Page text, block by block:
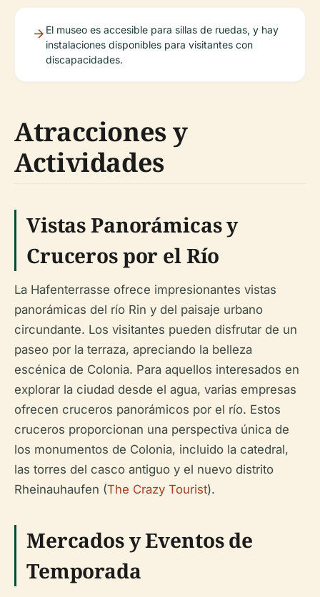
El museo es accesible para sillas de ruedas, y hay
instalaciones disponibles para visitantes con
discapacidades.
Atracciones y
Actividades
Vistas Panorámicas y
Cruceros por el Río
La Hafenterrasse ofrece impresionantes vistas
panorámicas del río Rin y del paisaje urbano
circundante. Los visitantes pueden disfrutar de un
paseo por la terraza, apreciando la belleza
escénica de Colonia. Para aquellos interesados en
explorar la ciudad desde el agua, varias empresas
ofrecen cruceros panorámicos por el río. Estos
cruceros proporcionan una perspectiva única de
los monumentos de Colonia, incluido la catedral,
las torres del casco antiguo y el nuevo distrito
Rheinauhaufen (The Crazy Tourist).
Mercados y Eventos de
Temporada